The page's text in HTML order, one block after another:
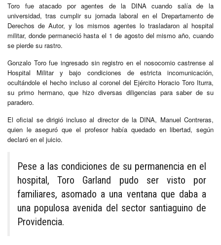
Toro fue atacado por agentes de la DINA cuando salía de la
universidad, tras cumplir su jornada laboral en el Drepartamento de
Derechos de Autor, y los mismos agentes lo trasladaron al hospital
militar, donde permaneció hasta el 1 de agosto del mismo año, cuando
se pierde su rastro.
Gonzalo Toro fue ingresado sin registro en el nosocomio castrense al
Hospital Militar y bajo condiciones de estricta incomunicación,
ocultándole el hecho incluso al coronel del Ejército Horacio Toro Iturra,
su primo hermano, que hizo diversas diligencias para saber de su
paradero.
El oficial se dirigió incluso al director de la DINA, Manuel Contreras,
quien le aseguró que el profesor había quedado en libertad, según
declaró en el juicio.
Pese a las condiciones de su permanencia en el
hospital, Toro Garland pudo ser visto por
familiares, asomado a una ventana que daba a
una populosa avenida del sector santiaguino de
Providencia.